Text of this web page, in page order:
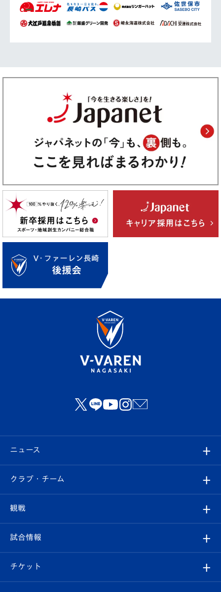
ニュース
すべて
クラブ
試合情報
クラブ・チーム
クラブ概要
エンブレム紹介
観戦
観戦ルール
はじめての観戦ガイド
試合情報
試合日程/結果
チケット